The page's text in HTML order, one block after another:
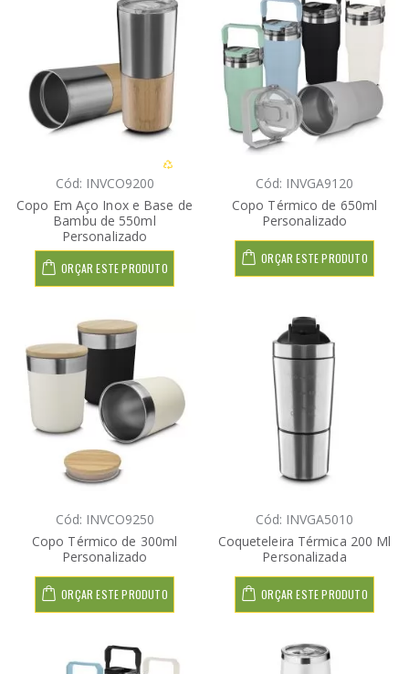
Cód: INVCO9200
Copo Em Aço Inox e Base de
Bambu de 550ml
Personalizado
ORÇAR ESTE PRODUTO
Cód: INVGA9120
Copo Térmico de 650ml
Personalizado
ORÇAR ESTE PRODUTO
Cód: INVCO9250
Copo Térmico de 300ml
Personalizado
ORÇAR ESTE PRODUTO
Cód: INVGA5010
Coqueteleira Térmica 200 Ml
Personalizada
ORÇAR ESTE PRODUTO